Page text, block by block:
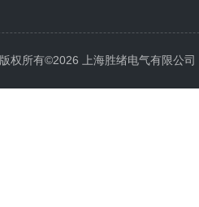
版权所有©2026 上海胜绪电气有限公